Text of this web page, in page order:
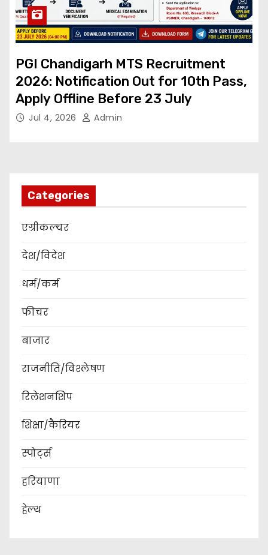
PGI Chandigarh MTS Recruitment
2026: Notification Out for 10th Pass,
Apply Offline Before 23 July
Jul 4, 2026 Admin
Categories
एग्रीकल्चर
देश/विदेश
धर्म/कर्म
फीचर
बाजार
राजनीति/विश्लेषण
रिलेशनशिप
शिक्षा/कैरियर
स्पोर्ट्स
हरियाणा
हेल्थ